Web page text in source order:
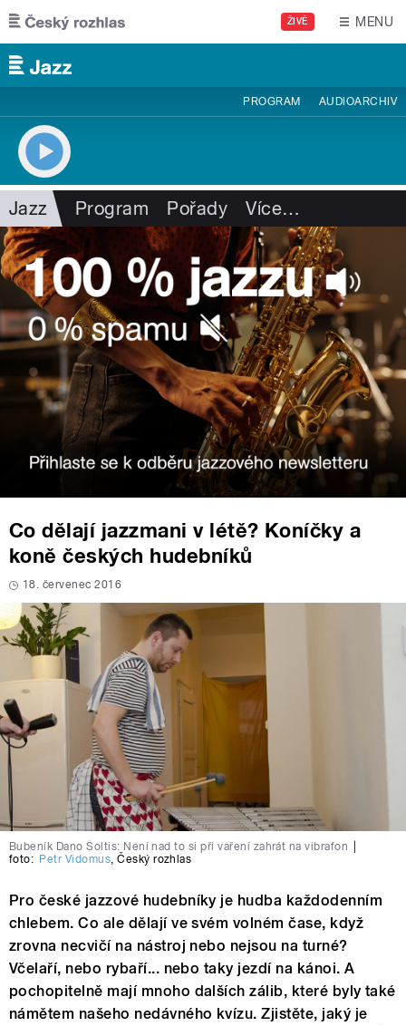
Přejít k hlavnímu obsahu
ŽIVĚ MENU
PROGRAM AUDIOARCHIV
Jazz Program Pořady Více…
Co dělají jazzmani v létě? Koníčky a
koně českých hudebníků
18. červenec 2016
Bubeník Dano Šoltis: Není nad to si při vaření zahrát na vibrafon
foto: Petr Vidomus,Český rozhlas
Pro české jazzové hudebníky je hudba každodenním
chlebem. Co ale dělají ve svém volném čase, když
zrovna necvičí na nástroj nebo nejsou na turné?
Včelaří, nebo rybaří... nebo taky jezdí na kánoi. A
pochopitelně mají mnoho dalších zálib, které byly také
námětem našeho nedávného kvízu. Zjistěte, jaký je